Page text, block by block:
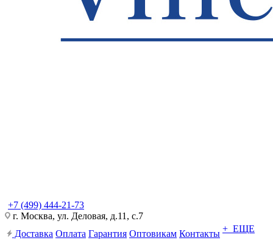
+7 (499) 444-21-73
г. Москва, ул. Деловая, д.11, с.7
Доставка Оплата Гарантия Оптовикам Контакты + ЕЩЕ